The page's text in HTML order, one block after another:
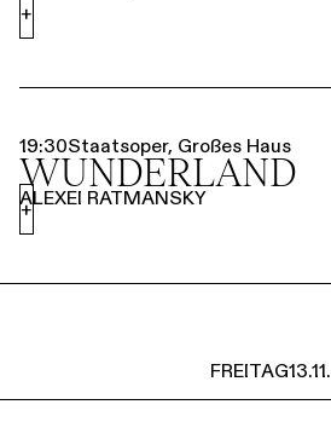
+
19:30Staatsoper, Großes Haus
WUNDERLAND
ALEXEI RATMANSKY
+
FREITAG13.11.